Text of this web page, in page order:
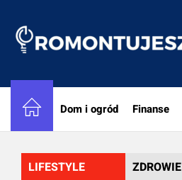
content
Dom i ogród Finanse
LIFESTYLE ZDROWIE